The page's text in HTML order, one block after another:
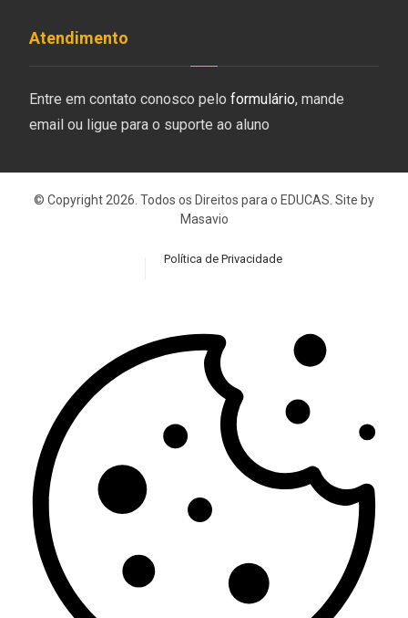
Atendimento
Entre em contato conosco peloformulário, mande
email ou ligue para o suporte ao aluno
© Copyright 2026. Todos os Direitos para o EDUCAS. Site by
Masavio
Política de Privacidade